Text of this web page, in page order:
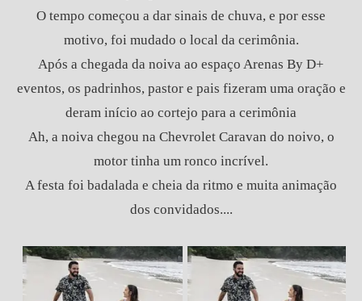
O tempo começou a dar sinais de chuva, e por esse
motivo, foi mudado o local da cerimônia.
Após a chegada da noiva ao espaço Arenas By D+
eventos, os padrinhos, pastor e pais fizeram uma oração e
deram início ao cortejo para a cerimônia
Ah, a noiva chegou na Chevrolet Caravan do noivo, o
motor tinha um ronco incrível.
A festa foi badalada e cheia da ritmo e muita animação
dos convidados....